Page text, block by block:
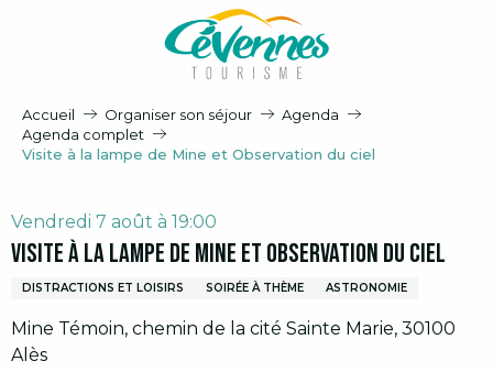
Accueil Organiser son séjour
Agenda
Agenda complet
Visite à la lampe de Mine et Observation du ciel
Vendredi 7 août à 19:00
Visite à la lampe de Mine et Observation du ciel
DISTRACTIONS ET LOISIRS SOIRÉE À THÈME ASTRONOMIE
Mine Témoin, chemin de la cité Sainte Marie, 30100
Alès